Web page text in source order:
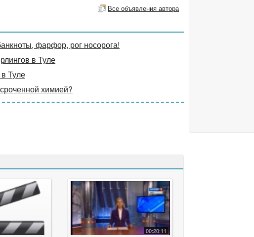
Все объявления автора
фарфор, рог носорога!
в Туле
Туле
химией?
00:20:11